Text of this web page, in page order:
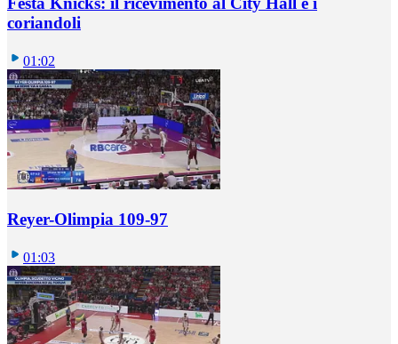
coriandoli
01:02
Reyer-Olimpia 109-97
01:03